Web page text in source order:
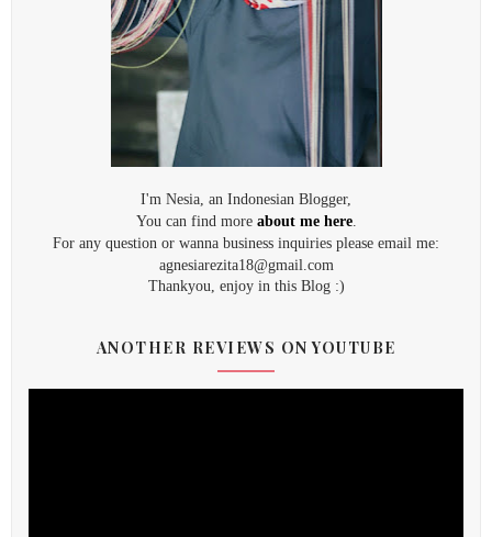
I'm Nesia, an Indonesian Blogger,
You can find more about me here.
For any question or wanna business inquiries please email me:
agnesiarezita18@gmail.com
Thankyou, enjoy in this Blog :)
ANOTHER REVIEWS ON YOUTUBE